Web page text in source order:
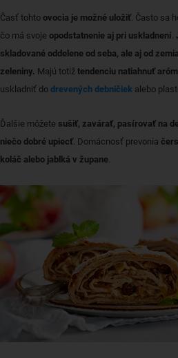
Časť tohto ovocia je možné uložiť . Často sa
čo má svoje opodstatnenie aj pri uskladnení
skladované oddelene od seba, ale aj od
zeleniny. Majú totiž tendenciu natiahnuť
uskladniť do drevených debničiek alebo
Ďalšie môžete sušiť, zavárať, pasírovať na
niečo dobré upiecť . Domácnosť prevonia
koláč alebo jablká v župane